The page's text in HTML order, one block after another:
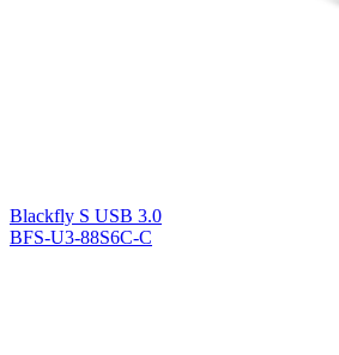
Blackfly S USB 3.0
BFS-U3-88S6C-C